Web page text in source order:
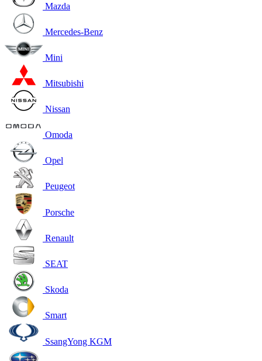
Mazda
Mercedes-Benz
Mini
Mitsubishi
Nissan
Omoda
Opel
Peugeot
Porsche
Renault
SEAT
Skoda
Smart
SsangYong KGM